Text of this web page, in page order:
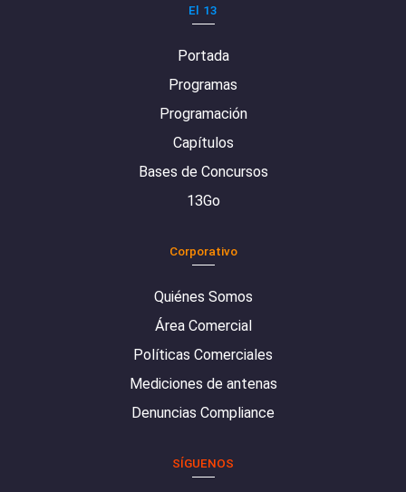
El 13
Portada
Programas
Programación
Capítulos
Bases de Concursos
13Go
Corporativo
Quiénes Somos
Área Comercial
Políticas Comerciales
Mediciones de antenas
Denuncias Compliance
SÍGUENOS